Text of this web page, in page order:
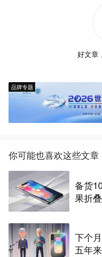
好文章
品牌专题
你可能也喜欢这些文章
备货
果折
下个
五年